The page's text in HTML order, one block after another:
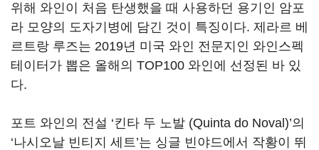
위해 와인이 처음 탄생했을 때 사용하던 용기인 암포
라 모양의 도자기병에 담긴 것이 특징이다. 제라르 베
르트랑 루즈는 2019년 미국 와인 전문지인 와인스펙
테이터가 뽑은 올해의 TOP100 와인에 선정된 바 있
다.
포트 와인의 전설 ‘킨타 두 노발 (Quinta do Noval)’의
‘나시오날 빈티지 세트’는 싱글 빈야드에서 작황이 뛰